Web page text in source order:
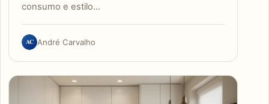
consumo e estilo…
AC André Carvalho